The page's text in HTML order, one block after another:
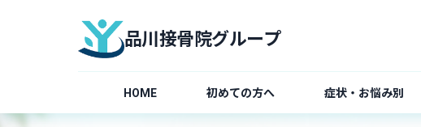
品川接骨院グループ
HOME 初めての方へ 症状・お悩み別